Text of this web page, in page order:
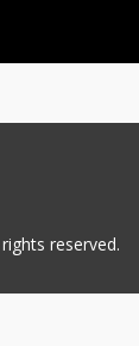
reserved.